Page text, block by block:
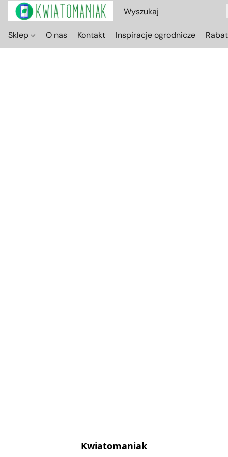
Sklep O nas Kontakt Inspiracje ogrodnicze
Kwiatomaniak